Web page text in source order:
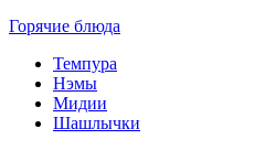
Горячие блюда
Темпура
Нэмы
Мидии
Шашлычки